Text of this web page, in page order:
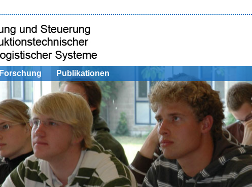
Forschung Publikationen